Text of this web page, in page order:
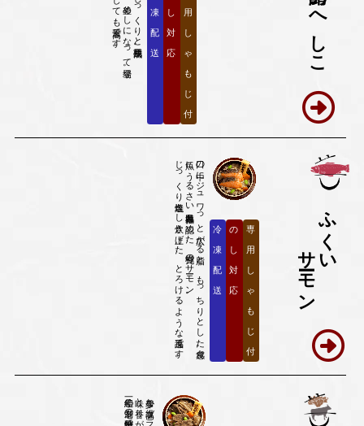
のへしこ
凍
配
送
し
対
応
用
し
ゃ
も
じ
付
ふくい
サーモン
冷
凍
配
送
の
し
対
応
専
用
し
ゃ
も
じ
付
口の中にジュワっと広がる脂と、もっちりとした食感。
魚にうるさい福井県民も認めた、究極のサーモン。
じっくり塩焼きし炊き上げた、とろけるような逸品です。